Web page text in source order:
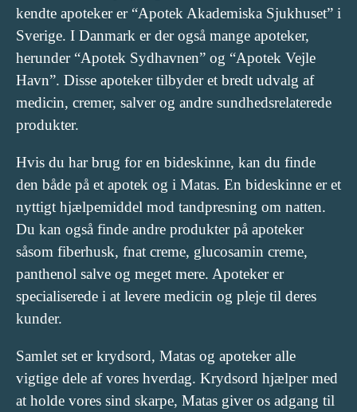
kendte apoteker er “Apotek Akademiska Sjukhuset” i
Sverige. I Danmark er der også mange apoteker,
herunder “Apotek Sydhavnen” og “Apotek Vejle
Havn”. Disse apoteker tilbyder et bredt udvalg af
medicin, cremer, salver og andre sundhedsrelaterede
produkter.
Hvis du har brug for en bideskinne, kan du finde
den både på et apotek og i Matas. En bideskinne er et
nyttigt hjælpemiddel mod tandpresning om natten.
Du kan også finde andre produkter på apoteker
såsom fiberhusk, fnat creme, glucosamin creme,
panthenol salve og meget mere. Apoteker er
specialiserede i at levere medicin og pleje til deres
kunder.
Samlet set er krydsord, Matas og apoteker alle
vigtige dele af vores hverdag. Krydsord hjælper med
at holde vores sind skarpe, Matas giver os adgang til